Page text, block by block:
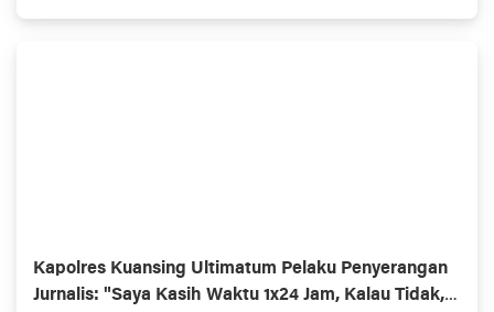
Kapolres Kuansing Ultimatum Pelaku Penyerangan
Jurnalis: "Saya Kasih Waktu 1x24 Jam, Kalau Tidak,